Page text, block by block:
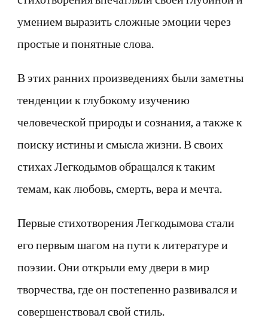
умением выразить сложные эмоции через
простые и понятные слова.
В этих ранних произведениях были заметны
тенденции к глубокому изучению
человеческой природы и сознания, а также к
поиску истины и смысла жизни. В своих
стихах Легкодымов обращался к таким
темам, как любовь, смерть, вера и мечта.
Первые стихотворения Легкодымова стали
его первым шагом на пути к литературе и
поэзии. Они открыли ему двери в мир
творчества, где он постепенно развивался и
совершенствовал свой стиль.